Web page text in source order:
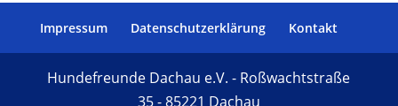
Impressum Datenschutzerklärung Kontakt
Hundefreunde Dachau e.V. - Roßwachtstraße
35 - 85221 Dachau